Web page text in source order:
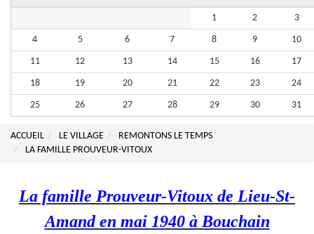
1 2 3
4 5 6 7 8 9 10
11 12 13 14 15 16 17
18 19 20 21 22 23 24
25 26 27 28 29 30 31
ACCUEIL LE VILLAGE
REMONTONS LE TEMPS
LA FAMILLE PROUVEUR-VITOUX
La famille Prouveur-Vitoux de Lieu-St-
Amanden mai 1940 à Bouchain